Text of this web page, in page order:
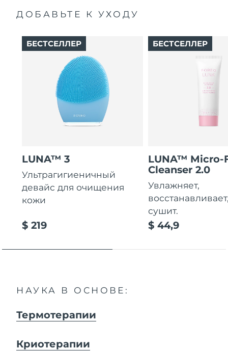
ДОБАВЬТЕ К УХОДУ
LUNA™ 3
Ультрагигиеничный
девайс для очищения
кожи
$ 219
БЕСТСЕЛЛЕР
LUNA™ Micro-
Cleanser 2.0
Увлажняет,
сушит.
$ 44,9
БЕСТСЕЛЛЕР
НАУКА В ОСНОВЕ:
Термотерапии
Криотерапии